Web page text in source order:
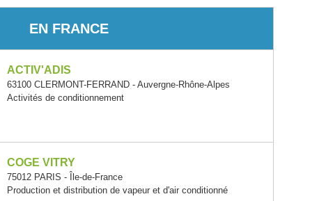
EN FRANCE
ACTIV'ADIS
63100 CLERMONT-FERRAND - Auvergne-Rhône-Alpes
Activités de conditionnement
COGE VITRY
75012 PARIS - Île-de-France
Production et distribution de vapeur et d'air conditionné